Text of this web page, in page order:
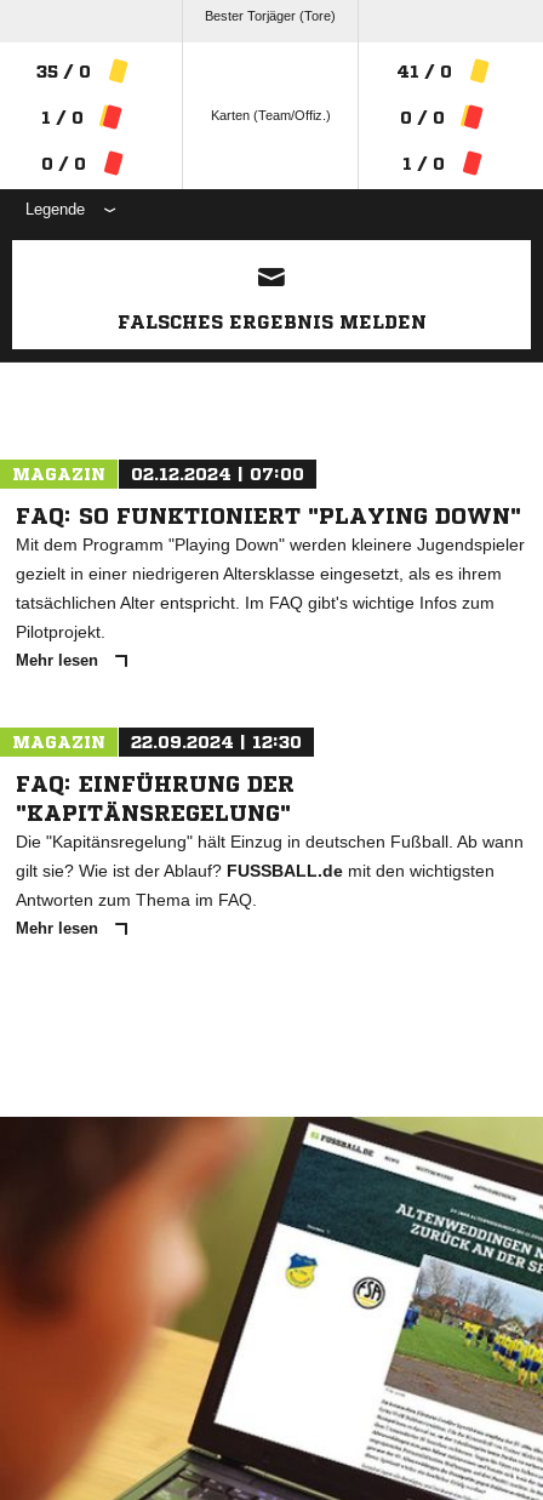
Bester Torjäger (Tore)
35 / 0
1 / 0
0 / 0
Karten (Team/Offiz.)
41 / 0
0 / 0
1 / 0
Legende
ANZEIGE
FALSCHES ERGEBNIS MELDEN
MAGAZIN 02.12.2024 | 07:00
FAQ: SO FUNKTIONIERT "PLAYING DOWN"
Mit dem Programm "Playing Down" werden kleinere Jugendspieler
gezielt in einer niedrigeren Altersklasse eingesetzt, als es ihrem
tatsächlichen Alter entspricht. Im FAQ gibt's wichtige Infos zum
Pilotprojekt.
Mehr lesen
MAGAZIN 22.09.2024 | 12:30
FAQ: EINFÜHRUNG DER
"KAPITÄNSREGELUNG"
Die "Kapitänsregelung" hält Einzug in deutschen Fußball. Ab wann
gilt sie? Wie ist der Ablauf? FUSSBALL.de mit den wichtigsten
Antworten zum Thema im FAQ.
Mehr lesen